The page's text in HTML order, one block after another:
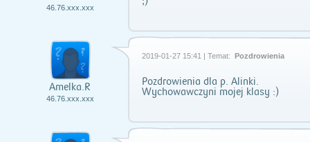
46.76.xxx.xxx
Amelka.R
46.76.xxx.xxx
2019-01-27 15:41 | Temat: Pozdrowienia
Pozdrowienia dla p. Alinki.
Wychowawczyni mojej klasy :)